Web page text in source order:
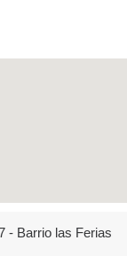
- Barrio las Ferias